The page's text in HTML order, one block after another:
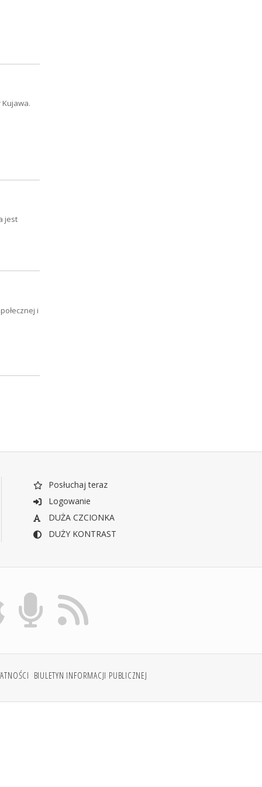
jest
i
Posłuchaj teraz
Logowanie
DUŻA CZCIONKA
DUŻY KONTRAST
BIULETYN INFORMACJI PUBLICZNEJ